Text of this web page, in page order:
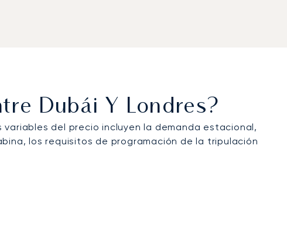
Dubái Y Londres?
del precio incluyen la demanda estacional,
los requisitos de programación de la tripulación